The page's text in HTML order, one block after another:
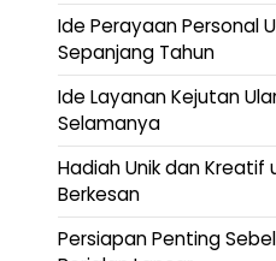
Ide Perayaan Personal
Sepanjang Tahun
Ide Layanan Kejutan
Selamanya
Hadiah Unik dan
Berkesan
Persiapan Penting